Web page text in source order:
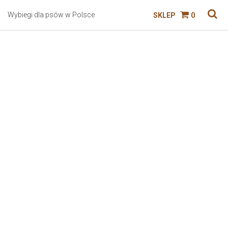
Wybiegi dla psów w Polsce SKLEP 0